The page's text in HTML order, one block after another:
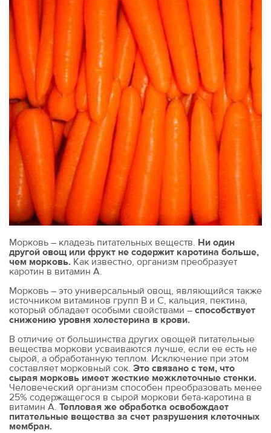
Морковь – кладезь питательных веществ. Ни один
другой овощ или фрукт не содержит каротина больше,
чем морковь. Как известно, организм преобразует
каротин в витамин А.
Морковь – это универсальный овощ, являющийся также
источником витаминов групп В и С, кальция, пектина,
который обладает особыми свойствами – способствует
снижению уровня холестерина в крови.
В отличие от большинства других овощей питательные
вещества моркови усваиваются лучше, если ее есть не
сырой, а обработанную теплом. Исключение при этом
составляет морковный сок. Это связано с тем, что
сырая морковь имеет жесткие межклеточные стенки.
Человеческий организм способен преобразовать менее
25% содержащегося в сырой моркови бета-каротина в
витамин А. Тепловая же обработка освобождает
питательные вещества за счет разрушения клеточных
мембран.